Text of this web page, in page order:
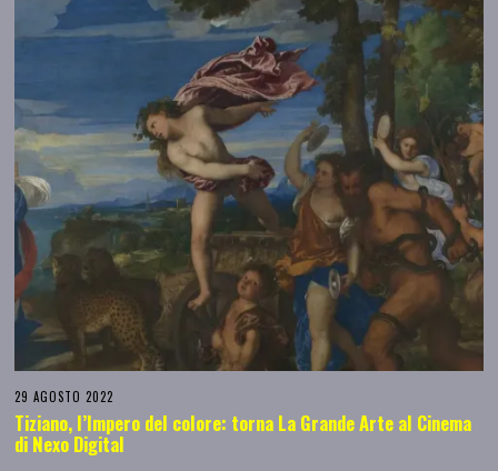
29 AGOSTO 2022
Tiziano, l’Impero del colore: torna La Grande Arte al Cinema
di Nexo Digital